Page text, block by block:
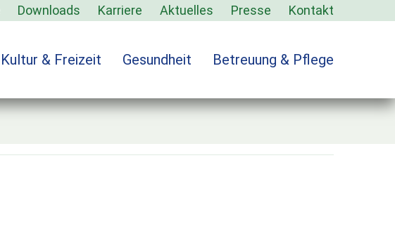
Downloads Karriere Aktuelles Presse Kontakt
Kultur & Freizeit Gesundheit Betreuung & Pflege